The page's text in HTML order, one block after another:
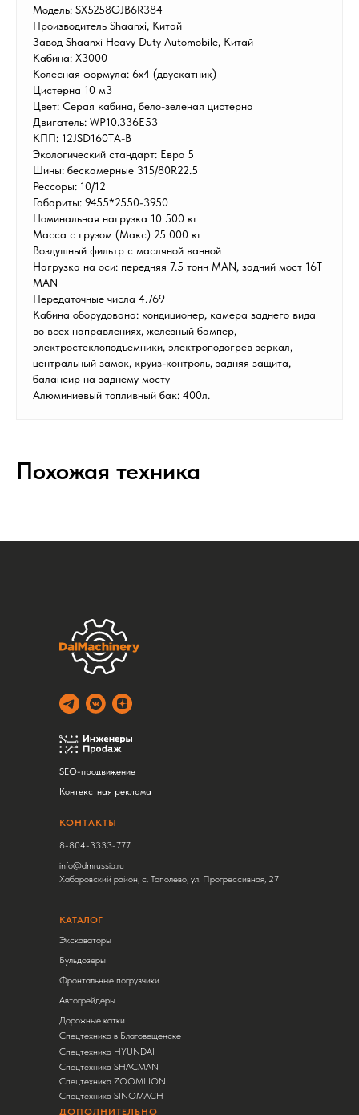
Модель: SX5258GJB6R384
Производитель Shaanxi, Китай
Завод Shaanxi Heavy Duty Automobile, Китай
Кабина: Х3000
Колесная формула: 6х4 (двускатник)
Цистерна 10 м3
Цвет: Серая кабина, бело-зеленая цистерна
Двигатель: WP10.336E53
КПП: 12JSD160TA-B
Экологический стандарт: Евро 5
Шины: бескамерные 315/80R22.5
Рессоры: 10/12
Габариты: 9455*2550-3950
Номинальная нагрузка 10 500 кг
Масса с грузом (Макс) 25 000 кг
Воздушный фильтр с масляной ванной
Нагрузка на оси: передняя 7.5 тонн MAN, задний мост 16T
MAN
Передаточные числа 4.769
Кабина оборудована: кондиционер, камера заднего вида
во всех направлениях, железный бампер,
электростеклоподъемники, электроподогрев зеркал,
центральный замок, круиз-контроль, задняя защита,
балансир на заднему мосту
Алюминиевый топливный бак: 400л.
Похожая техника
Экскаваторы
Бульдозеры
Фронтальные погрузчики
Автогрейдеры
Дорожные катки
Спецтехника в Благовещенске
Спецтехника HYUNDAI
Спецтехника SHACMAN
Спецтехника ZOOMLION
Спецтехника SINOMACH
КАТАЛОГ
SEO-продвижение
Контекстная реклама
8-804-3333-777
info@dmrussia.ru
Хабаровский район, с. Тополево, ул. Прогрессивная, 27
КОНТАКТЫ
ДОПОЛНИТЕЛЬНО